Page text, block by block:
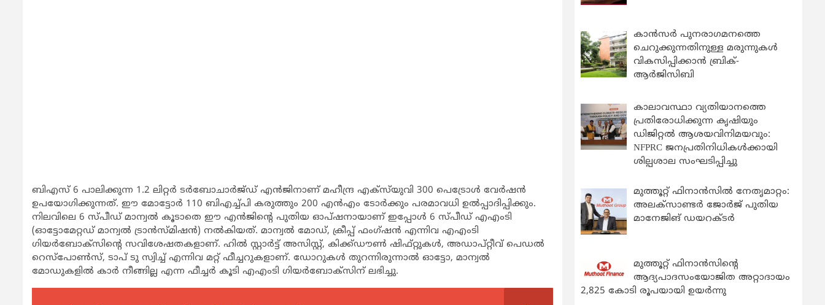
ബിഎസ് 6 പാലിക്കുന്ന 1.2 ലിറ്റര്‍ ടര്‍ബോചാര്‍ജ്ഡ് എന്‍ജിനാണ് മഹീന്ദ്ര എക്സ്‌യുവി 300 പെട്രോള്‍ വേര്‍ഷന്‍
ഉപയോഗിക്കുന്നത്. ഈ മോട്ടോര്‍ 110 ബിഎച്ച്പി കരുത്തും 200 എന്‍എം ടോര്‍ക്കും പരമാവധി ഉല്‍പ്പാദിപ്പിക്കും.
നിലവിലെ 6 സ്പീഡ് മാന്വല്‍ കൂടാതെ ഈ എന്‍ജിന്റെ പുതിയ ഓപ്ഷനായാണ് ഇപ്പോള്‍ 6 സ്പീഡ് എഎംടി
(ഓട്ടോമേറ്റഡ് മാന്വല്‍ ട്രാന്‍സ്മിഷന്‍) നല്‍കിയത്. മാന്വല്‍ മോഡ്, ക്രീപ്പ് ഫംഗ്ഷന്‍ എന്നിവ എഎംടി
ഗിയര്‍ബോക്‌സിന്റെ സവിശേഷതകളാണ്. ഹില്‍ സ്റ്റാര്‍ട്ട് അസിസ്റ്റ്, കിക്ക്ഡൗണ്‍ ഷിഫ്റ്റുകള്‍, അഡാപ്റ്റീവ് പെഡല്‍
റെസ്‌പോണ്‍സ്, ടാപ് ടു സ്വിച്ച് എന്നിവ മറ്റ് ഫീച്ചറുകളാണ്. ഡോറുകള്‍ തുറന്നിരുന്നാല്‍ ഓട്ടോ, മാന്വല്‍
മോഡുകളില്‍ കാര്‍ നീങ്ങില്ല എന്ന ഫീച്ചര്‍ കൂടി എഎംടി ഗിയര്‍ബോക്‌സിന് ലഭിച്ചു.
കാന്‍സര്‍ പുനരാഗമനത്തെ
ചെറുക്കുന്നതിനുള്ള മരുന്നുകള്‍
വികസിപ്പിക്കാന്‍ ബ്രിക്-
ആര്‍ജിസിബി
കാലാവസ്ഥാ വ്യതിയാനത്തെ
പ്രതിരോധിക്കുന്ന കൃഷിയും
ഡിജിറ്റൽ ആശയവിനിമയവും:
NFPRC ജനപ്രതിനിധികൾക്കായി
ശില്പശാല സംഘടിപ്പിച്ചു
മുത്തൂറ്റ് ഫിനാൻസിൽ നേതൃമാറ്റം:
അലക്സാണ്ടർ ജോർജ് പുതിയ
മാനേജിങ് ഡയറക്ടർ
മുത്തൂറ്റ് ഫിനാൻസിന്റെ
ആദ്യപാദസംയോജിത അറ്റാദായം
2,825 കോടി രൂപയായി ഉയർന്നു